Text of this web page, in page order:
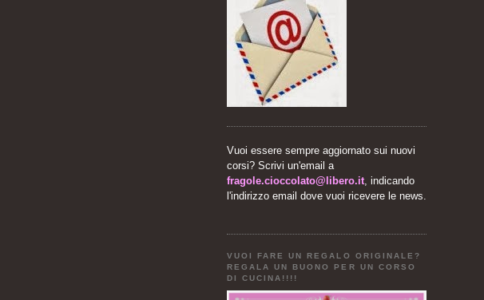
Vuoi essere sempre aggiornato sui nuovi
corsi? Scrivi un'email a
fragole.cioccolato@libero.it , indicando
l'indirizzo email dove vuoi ricevere le news.
VUOI FARE UN REGALO ORIGINALE?
REGALA UN BUONO PER UN CORSO
DI CUCINA!!!!